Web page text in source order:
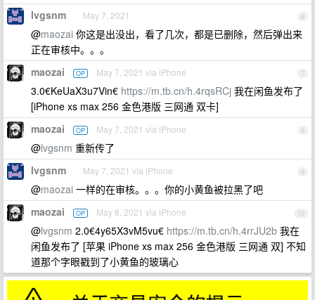
6
lvgsnm May 7, 2021
@maozai 你这是出没出，看了几次，都是已删除，然后弹出来
正在审核中。。。
7
maozai OP May 7, 2021 via iPhone
3.0€KeUaX3u7Vin€ https://m.tb.cn/h.4rqsRCj 我在闲鱼发布了
[iPhone xs max 256 金色港版 三网通 双卡]
8
maozai OP May 7, 2021 via iPhone
@lvgsnm 重新传了
9
lvgsnm May 7, 2021 via iPhone
@maozai 一样的在审核。。。你的小黄鱼被拉黑了吧
10
maozai OP May 8, 2021 via iPhone
@lvgsnm 2.0€4y65X3vM5vu€ https://m.tb.cn/h.4rrJU2b 我在
闲鱼发布了 [苹果 iPhone xs max 256 金色港版 三网通 双] 不知
道那个字眼戳到了小黄鱼的玻璃心